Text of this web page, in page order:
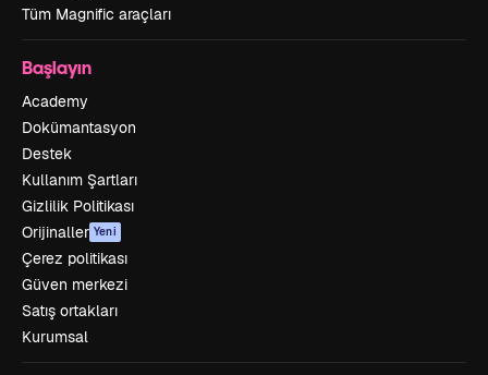
Tüm Magnific araçları
Başlayın
Academy
Dokümantasyon
Destek
Kullanım Şartları
Gizlilik Politikası
Orijinaller Yeni
Çerez politikası
Güven merkezi
Satış ortakları
Kurumsal